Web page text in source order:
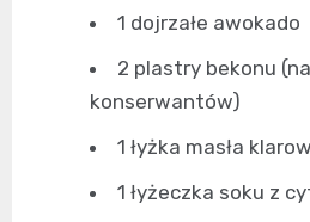
1 dojrzałe awokado
2 plastry bekonu
konserwantów)
1 łyżka masła
1 łyżeczka soku z